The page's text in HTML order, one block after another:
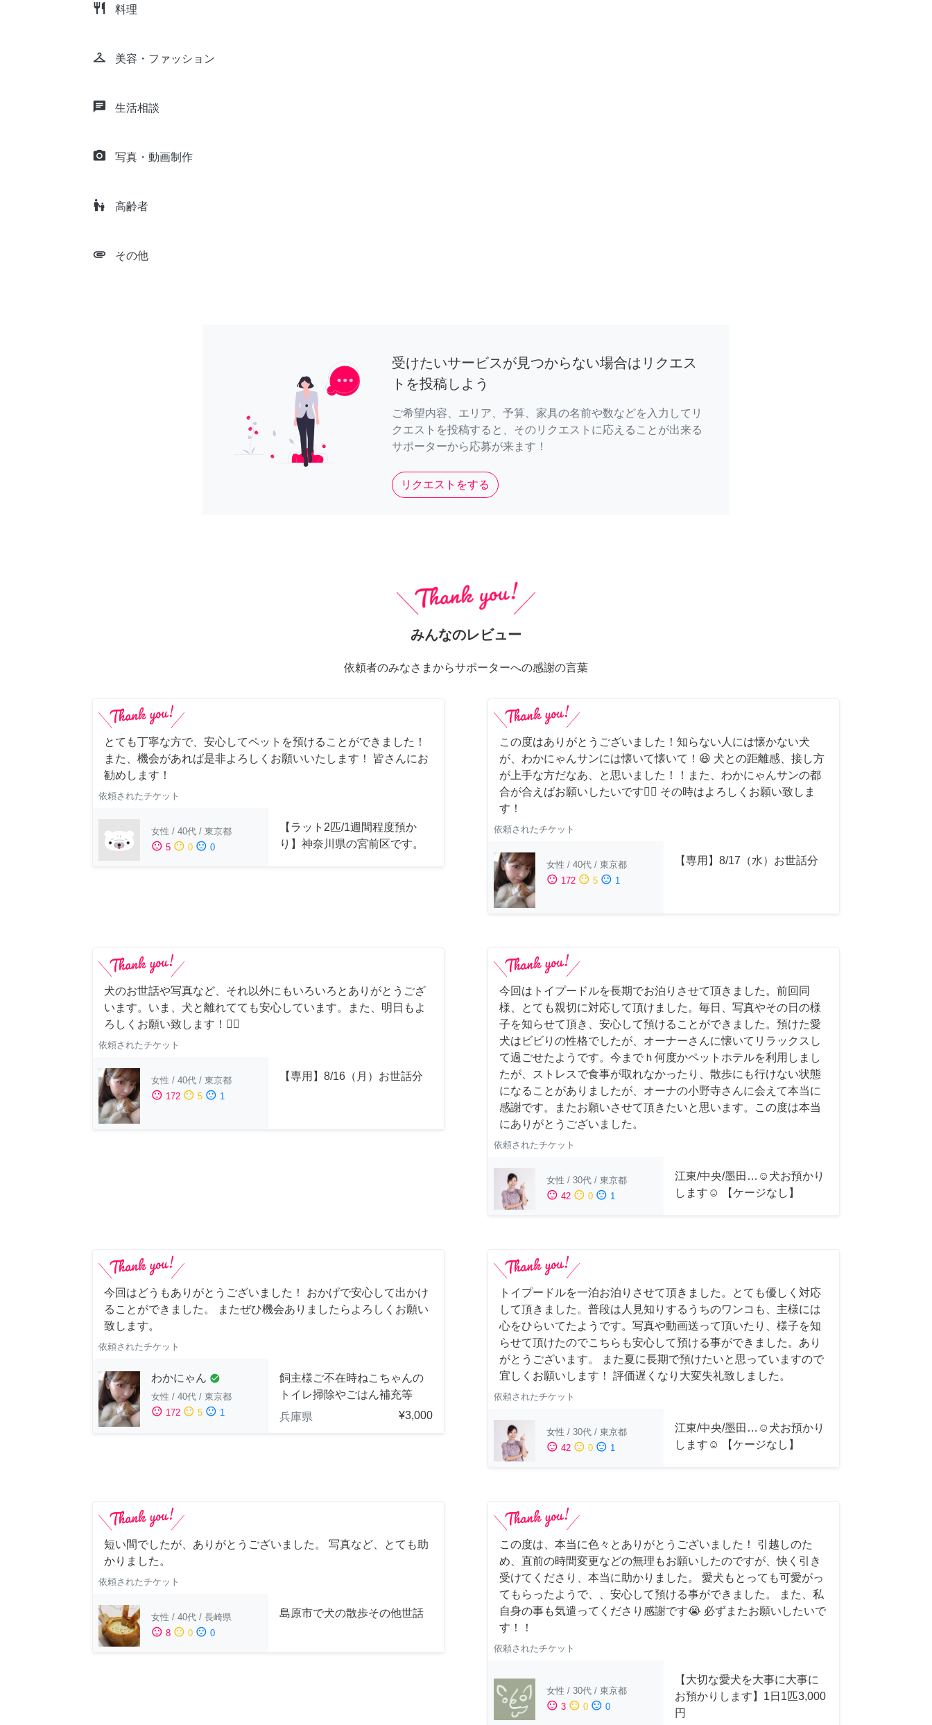
restaurant 料理
checkroom 美容・ファッション
chat 生活相談
camera_alt 写真・動画制作
escalator_warning 高齢者
attachment その他
受けたいサービスが見つからない場合はリクエス
トを投稿しよう
ご希望内容、エリア、予算、家具の名前や数などを入力してリ
クエストを投稿すると、そのリクエストに応えることが出来る
サポーターから応募が来ます！
リクエストをする
みんなのレビュー
依頼者のみなさまからサポーターへの感謝の言葉
とても丁寧な方で、安心してペットを預けることができました！
また、機会があれば是非よろしくお願いいたします！ 皆さんにお
勧めします！
依頼されたチケット
女性 / 40代 / 東京都
sentiment_satisfied 5 sentiment_neutral 0 sentiment_dissatisfied 0
【ラット2匹/1週間程度預か
り】神奈川県の宮前区です。
この度はありがとうございました！知らない人には懐かない犬
が、わかにゃんサンには懐いて懐いて！😆 犬との距離感、接し方
が上手な方だなあ、と思いました！！また、わかにゃんサンの都
合が合えばお願いしたいです🙇‍♂️ その時はよろしくお願い致しま
す！
依頼されたチケット
女性 / 40代 / 東京都
sentiment_satisfied 172 sentiment_neutral 5 sentiment_dissatisfied 1
【専用】8/17（水）お世話分
犬のお世話や写真など、それ以外にもいろいろとありがとうござ
います。いま、犬と離れてても安心しています。また、明日もよ
ろしくお願い致します！🙇‍♂️
依頼されたチケット
女性 / 40代 / 東京都
sentiment_satisfied 172 sentiment_neutral 5 sentiment_dissatisfied 1
【専用】8/16（月）お世話分
今回はトイプードルを長期でお泊りさせて頂きました。前回同
様、とても親切に対応して頂けました。毎日、写真やその日の様
子を知らせて頂き、安心して預けることができました。預けた愛
犬はビビりの性格でしたが、オーナーさんに懐いてリラックスし
て過ごせたようです。今までｈ何度かペットホテルを利用しまし
たが、ストレスで食事が取れなかったり、散歩にも行けない状態
になることがありましたが、オーナの小野寺さんに会えて本当に
感謝です。またお願いさせて頂きたいと思います。この度は本当
にありがとうございました。
依頼されたチケット
女性 / 30代 / 東京都
sentiment_satisfied 42 sentiment_neutral 0 sentiment_dissatisfied 1
江東/中央/墨田…☺︎犬お預かり
します☺︎ 【ケージなし】
今回はどうもありがとうございました！ おかげで安心して出かけ
ることができました。 またぜひ機会ありましたらよろしくお願い
致します。
依頼されたチケット
わかにゃん check_circle
女性 / 40代 / 東京都
sentiment_satisfied 172 sentiment_neutral 5 sentiment_dissatisfied 1
飼主様ご不在時ねこちゃんの
トイレ掃除やごはん補充等
兵庫県
¥3,000
トイプードルを一泊お泊りさせて頂きました。とても優しく対応
して頂きました。普段は人見知りするうちのワンコも、主様には
心をひらいてたようです。写真や動画送って頂いたり、様子を知
らせて頂けたのでこちらも安心して預ける事ができました。あり
がとうございます。 また夏に長期で預けたいと思っていますので
宜しくお願いします！ 評価遅くなり大変失礼致しました。
依頼されたチケット
女性 / 30代 / 東京都
sentiment_satisfied 42 sentiment_neutral 0 sentiment_dissatisfied 1
江東/中央/墨田…☺︎犬お預かり
します☺︎ 【ケージなし】
短い間でしたが、ありがとうございました。 写真など、とても助
かりました。
依頼されたチケット
女性 / 40代 / 長崎県
sentiment_satisfied 8 sentiment_neutral 0 sentiment_dissatisfied 0
島原市で犬の散歩その他世話
この度は、本当に色々とありがとうございました！ 引越しのた
め、直前の時間変更などの無理もお願いしたのですが、快く引き
受けてくださり、本当に助かりました。 愛犬もとっても可愛がっ
てもらったようで、、安心して預ける事ができました。 また、私
自身の事も気遣ってくださり感謝です😭 必ずまたお願いしたいで
す！！
依頼されたチケット
女性 / 30代 / 東京都
sentiment_satisfied 3 sentiment_neutral 0 sentiment_dissatisfied 0
【大切な愛犬を大事に大事に
お預かりします】1日1匹3,000
円